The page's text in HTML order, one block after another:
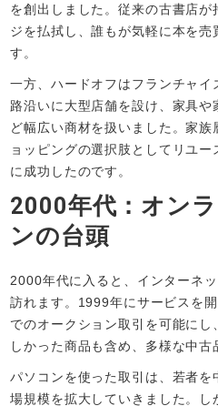
を創出しました。従来の古書店
ジを払拭し、誰もが気軽に本を
す。
一方、ハードオフはフランチャ
路沿いに大型店舗を設け、家具
ど幅広い商材を扱いました。家
ョッピングの選択肢としてリユ
に成功したのです。
2000年代：オン
ンの台頭
2000年代に入ると、インターネ
訪れます。1999年にサービスを
でのオークション取引を可能に
しかった商品も含め、多様な中古
パソコンを使った取引は、若者
場規模を拡大していきました。し